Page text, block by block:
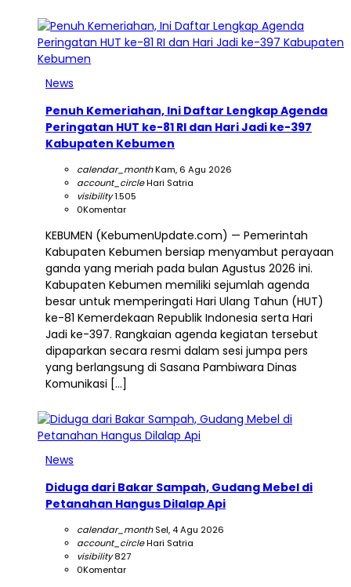
News
Penuh Kemeriahan, Ini Daftar Lengkap Agenda
Peringatan HUT ke-81 RI dan Hari Jadi ke-397
Kabupaten Kebumen
calendar_monthKam, 6 Agu 2026
account_circleHari Satria
visibility1.505
0Komentar
KEBUMEN (KebumenUpdate.com) — Pemerintah
Kabupaten Kebumen bersiap menyambut perayaan
ganda yang meriah pada bulan Agustus 2026 ini.
Kabupaten Kebumen memiliki sejumlah agenda
besar untuk memperingati Hari Ulang Tahun (HUT)
ke-81 Kemerdekaan Republik Indonesia serta Hari
Jadi ke-397. Rangkaian agenda kegiatan tersebut
dipaparkan secara resmi dalam sesi jumpa pers
yang berlangsung di Sasana Pambiwara Dinas
Komunikasi […]
News
Diduga dari Bakar Sampah, Gudang Mebel di
Petanahan Hangus Dilalap Api
calendar_monthSel, 4 Agu 2026
account_circleHari Satria
visibility827
0Komentar